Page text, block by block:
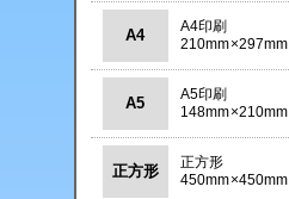
A4
A4印刷
210mm×297mm
A5
A5印刷
148mm×210mm
正方形
正方形
450mm×450mm